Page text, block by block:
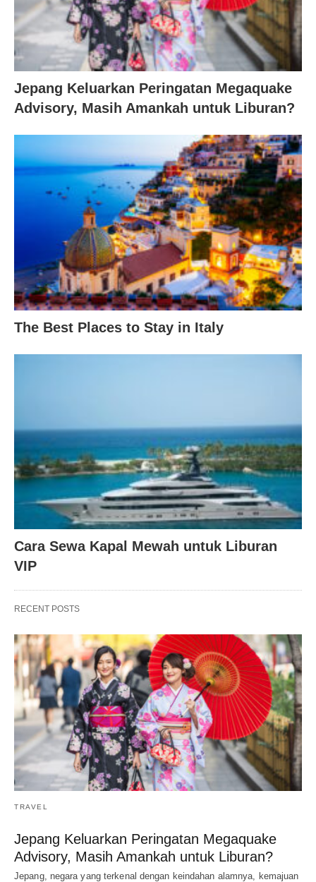
Jepang Keluarkan Peringatan Megaquake
Advisory, Masih Amankah untuk Liburan?
The Best Places to Stay in Italy
Cara Sewa Kapal Mewah untuk Liburan
VIP
RECENT POSTS
TRAVEL
Jepang Keluarkan Peringatan Megaquake
Advisory, Masih Amankah untuk Liburan?
Jepang, negara yang terkenal dengan keindahan alamnya, kemajuan